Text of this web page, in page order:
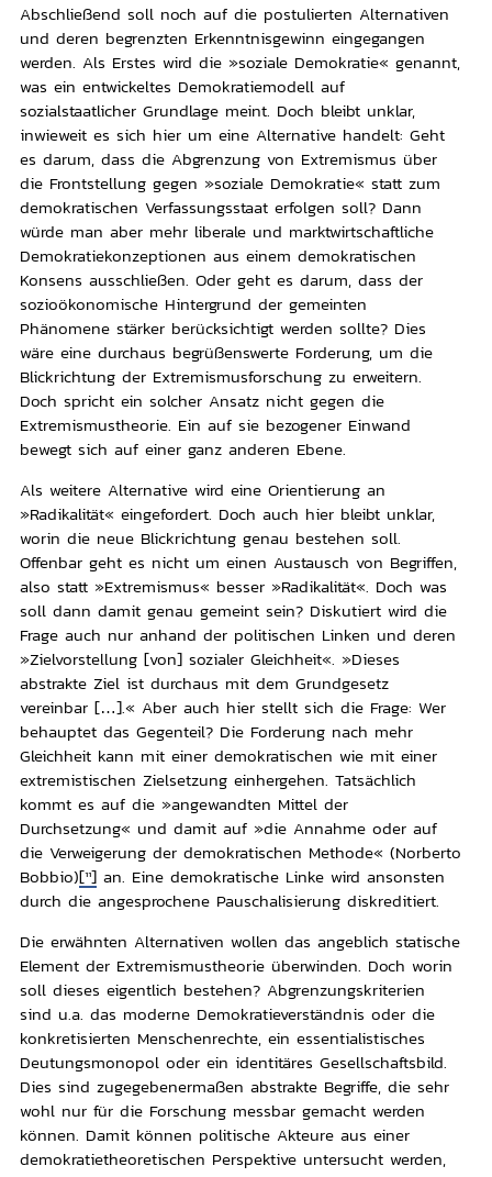
Abschließend soll noch auf die postulierten Alternativen
und deren begrenzten Erkenntnisgewinn eingegangen
werden. Als Erstes wird die »soziale Demokratie« genannt,
was ein entwickeltes Demokratiemodell auf
sozialstaatlicher Grundlage meint. Doch bleibt unklar,
inwieweit es sich hier um eine Alternative handelt: Geht
es darum, dass die Abgrenzung von Extremismus über
die Frontstellung gegen »soziale Demokratie« statt zum
demokratischen Verfassungsstaat erfolgen soll? Dann
würde man aber mehr liberale und marktwirtschaftliche
Demokratiekonzeptionen aus einem demokratischen
Konsens ausschließen. Oder geht es darum, dass der
sozioökonomische Hintergrund der gemeinten
Phänomene stärker berücksichtigt werden sollte? Dies
wäre eine durchaus begrüßenswerte Forderung, um die
Blickrichtung der Extremismusforschung zu erweitern.
Doch spricht ein solcher Ansatz nicht gegen die
Extremismustheorie. Ein auf sie bezogener Einwand
bewegt sich auf einer ganz anderen Ebene.
Als weitere Alternative wird eine Orientierung an
»Radikalität« eingefordert. Doch auch hier bleibt unklar,
worin die neue Blickrichtung genau bestehen soll.
Offenbar geht es nicht um einen Austausch von Begriffen,
also statt »Extremismus« besser »Radikalität«. Doch was
soll dann damit genau gemeint sein? Diskutiert wird die
Frage auch nur anhand der politischen Linken und deren
»Zielvorstellung [von] sozialer Gleichheit«. »Dieses
abstrakte Ziel ist durchaus mit dem Grundgesetz
vereinbar […].« Aber auch hier stellt sich die Frage: Wer
behauptet das Gegenteil? Die Forderung nach mehr
Gleichheit kann mit einer demokratischen wie mit einer
extremistischen Zielsetzung einhergehen. Tatsächlich
kommt es auf die »angewandten Mittel der
Durchsetzung« und damit auf »die Annahme oder auf
die Verweigerung der demokratischen Methode« (Norberto
Bobbio)[11]an. Eine demokratische Linke wird ansonsten
durch die angesprochene Pauschalisierung diskreditiert.
Die erwähnten Alternativen wollen das angeblich statische
Element der Extremismustheorie überwinden. Doch worin
soll dieses eigentlich bestehen? Abgrenzungskriterien
sind u.a. das moderne Demokratieverständnis oder die
konkretisierten Menschenrechte, ein essentialistisches
Deutungsmonopol oder ein identitäres Gesellschaftsbild.
Dies sind zugegebenermaßen abstrakte Begriffe, die sehr
wohl nur für die Forschung messbar gemacht werden
können. Damit können politische Akteure aus einer
demokratietheoretischen Perspektive untersucht werden,